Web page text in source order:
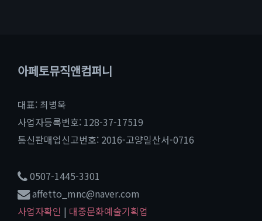
아페토뮤직앤컴퍼니
대표: 최병욱
사업자등록번호: 128-37-17519
통신판매업신고번호: 2016-고양일산서-0716
0507-1445-3301
affetto_mnc@naver.com
사업자확인 | 대중문화예술기획업